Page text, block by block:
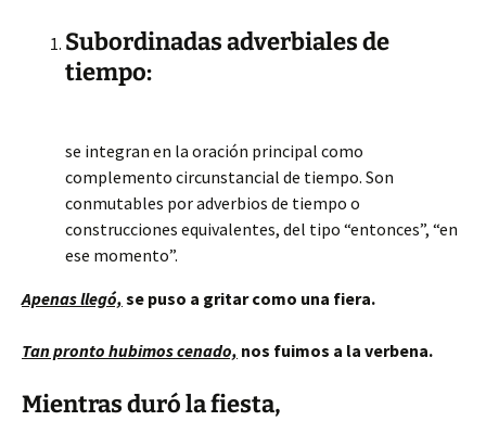
Subordinadas adverbiales de
tiempo:
se integran en la oración principal como
complemento circunstancial de tiempo. Son
conmutables por adverbios de tiempo o
construcciones equivalentes, del tipo “entonces”, “en
ese momento”.
Apenas llegó, se puso a gritar como una fiera.
Tan pronto hubimos cenado, nos fuimos a la verbena.
Mientras duró la fiesta,